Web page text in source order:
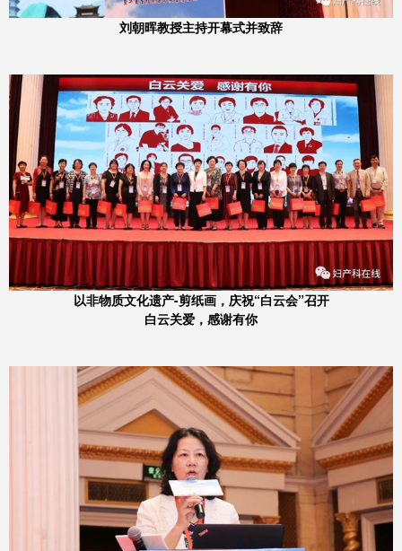
刘朝晖教授主持开幕式并致辞
以非物质文化遗产-剪纸画，庆祝“白云会”召开
白云关爱，感谢有你